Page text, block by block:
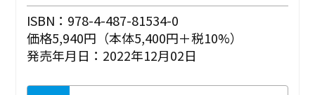
ISBN：978-4-487-81534-0
価格5,940円（本体5,400円＋税10%）
発売年月日：2022年12月02日